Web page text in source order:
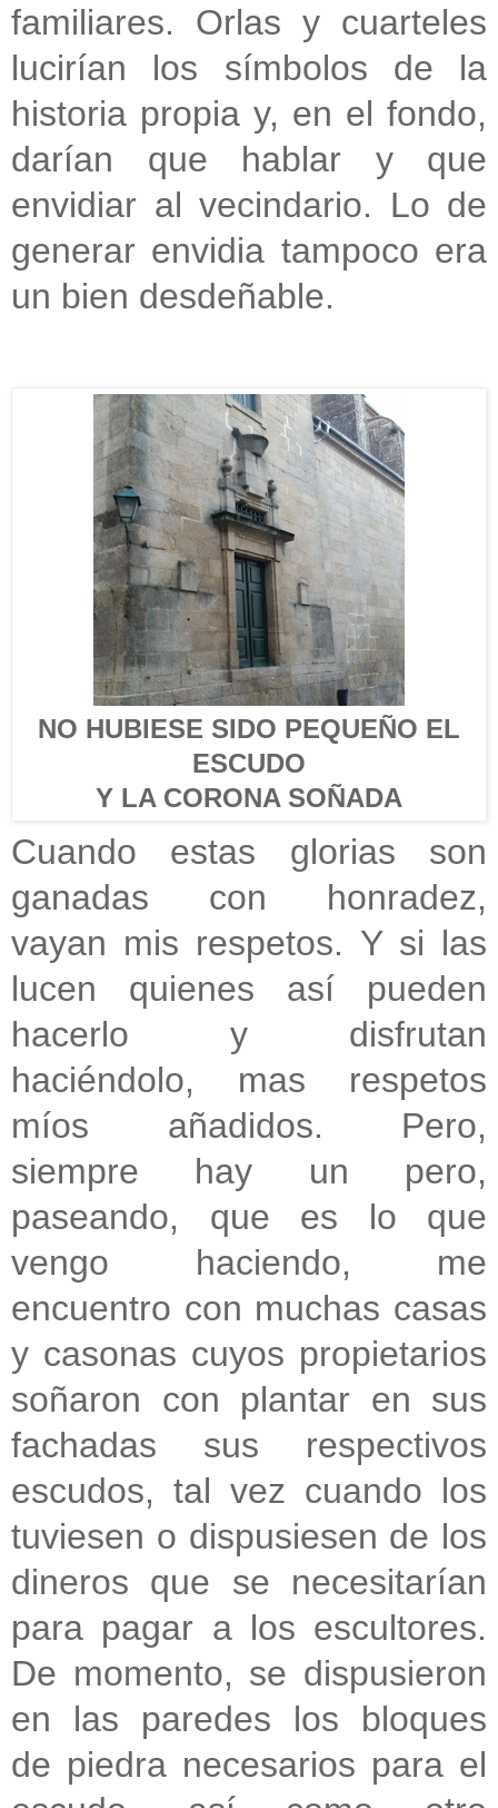
familiares. Orlas y cuarteles
lucirían los símbolos de la
historia propia y, en el fondo,
darían que hablar y que
envidiar al vecindario. Lo de
generar envidia tampoco era
un bien desdeñable.
NO HUBIESE SIDO PEQUEÑO EL
ESCUDO
Y LA CORONA SOÑADA
Cuando estas glorias son
ganadas con honradez,
vayan mis respetos. Y si las
lucen quienes así pueden
hacerlo y disfrutan
haciéndolo, mas respetos
míos añadidos. Pero,
siempre hay un pero,
paseando, que es lo que
vengo haciendo, me
encuentro con muchas casas
y casonas cuyos propietarios
soñaron con plantar en sus
fachadas sus respectivos
escudos, tal vez cuando los
tuviesen o dispusiesen de los
dineros que se necesitarían
para pagar a los escultores.
De momento, se dispusieron
en las paredes los bloques
de piedra necesarios para el